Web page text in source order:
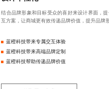
结合品牌形象和目标受众的喜好来设计界面，
互方案，让商城更有效传递品牌价值，提升品牌
蓝橙科技带来专属交互体验
蓝橙科技带来高端品牌定制
蓝橙科技帮助传递品牌价值